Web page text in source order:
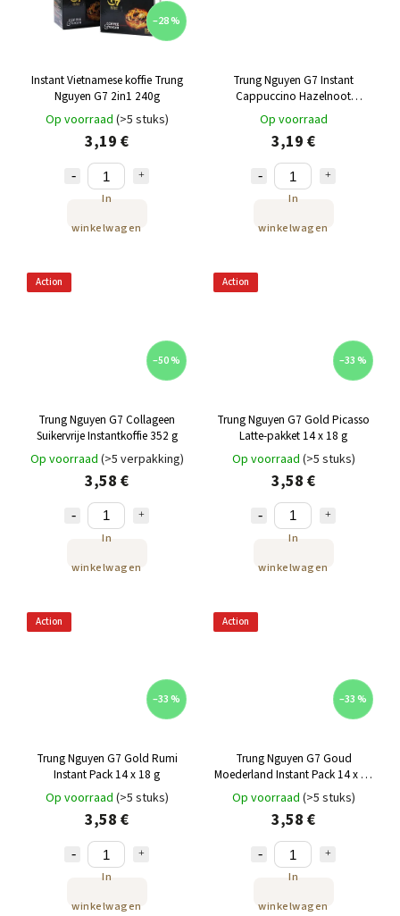
–28 %
Instant Vietnamese koffie Trung
Nguyen G7 2in1 240g
Op voorraad (>5 stuks)
3,19 €
In
winkelwagen
Trung Nguyen G7 Instant
Cappuccino Hazelnoot
Verpakking 12 x 18 g
Op voorraad
3,19 €
In
winkelwagen
Action
–50 %
Trung Nguyen G7 Collageen
Suikervrije Instantkoffie 352 g
Op voorraad (>5 verpakking)
3,58 €
In
winkelwagen
Action
–33 %
Trung Nguyen G7 Gold Picasso
Latte-pakket 14 x 18 g
Op voorraad (>5 stuks)
3,58 €
In
winkelwagen
Action
–33 %
Trung Nguyen G7 Gold Rumi
Instant Pack 14 x 18 g
Op voorraad (>5 stuks)
3,58 €
In
winkelwagen
Action
–33 %
Trung Nguyen G7 Goud
Moederland Instant Pack 14 x 18
Op voorraad (>5 stuks)
3,58 €
In
winkelwagen